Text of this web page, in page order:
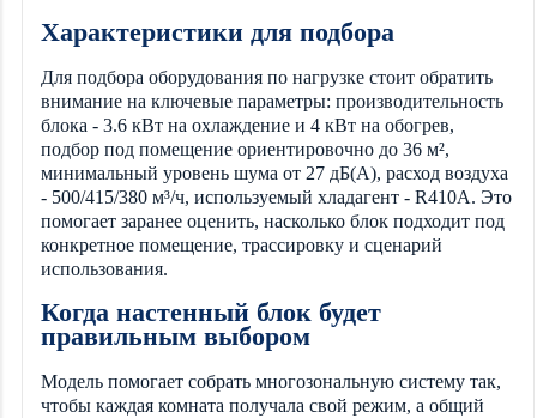
Характеристики для подбора
Для подбора оборудования по нагрузке стоит обратить
внимание на ключевые параметры: производительность
блока - 3.6 кВт на охлаждение и 4 кВт на обогрев,
подбор под помещение ориентировочно до 36 м²,
минимальный уровень шума от 27 дБ(А), расход воздуха
- 500/415/380 м³/ч, используемый хладагент - R410A. Это
помогает заранее оценить, насколько блок подходит под
конкретное помещение, трассировку и сценарий
использования.
Когда настенный блок будет
правильным выбором
Модель помогает собрать многозональную систему так,
чтобы каждая комната получала свой режим, а общий